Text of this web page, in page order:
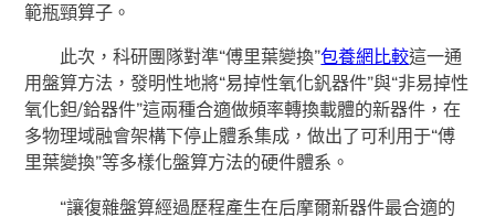
範瓶頸算子。
此次，科研團隊對準“傅里葉變換”包養網比較這一通
用盤算方法，發明性地將“易掉性氧化釩器件”與“非易掉性
氧化鉭/鉿器件”這兩種合適做頻率轉換載體的新器件，在
多物理域融會架構下停止體系集成，做出了可利用于“傅
里葉變換”等多樣化盤算方法的硬件體系。
“讓復雜盤算經過歷程產生在后摩爾新器件最合適的